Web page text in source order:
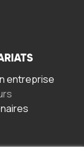
entreprise